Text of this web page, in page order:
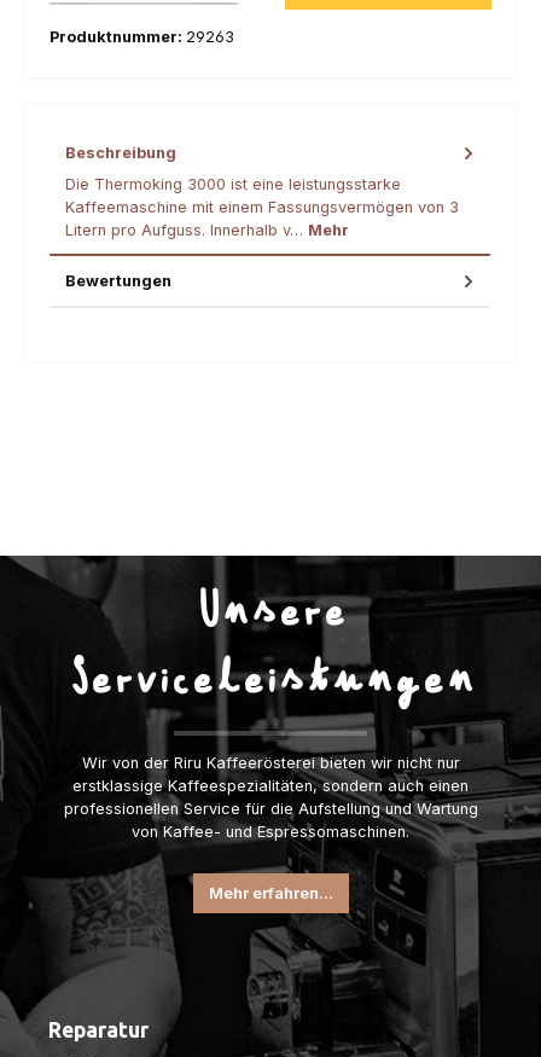
Produktnummer: 29263
Beschreibung
Die Thermoking 3000 ist eine leistungsstarke
Kaffeemaschine mit einem Fassungsvermögen von 3
Litern pro Aufguss. Innerhalb v… Mehr
Bewertungen
Unsere
Serviceleistungen
Wir von der Riru Kaffeerösterei bieten wir nicht nur
erstklassige Kaffeespezialitäten, sondern auch einen
professionellen Service für die Aufstellung und Wartung
von Kaffee- und Espressomaschinen.
Mehr erfahren...
Reparatur